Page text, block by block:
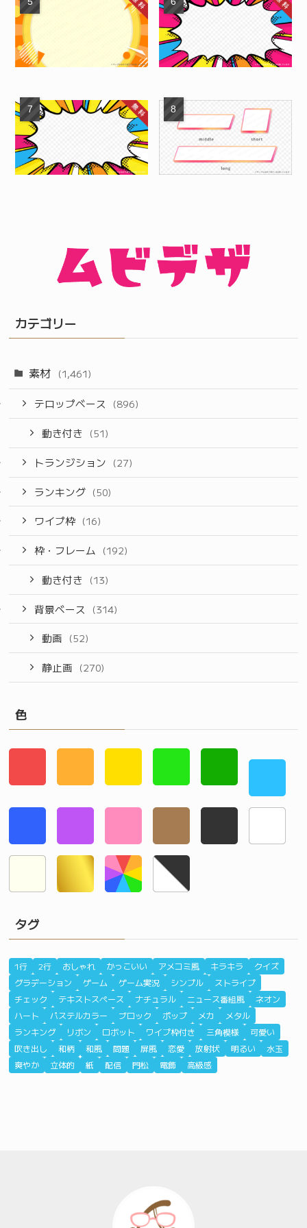
カテゴリー
素材 (1,461)
テロップベース (896)
動き付き (51)
トランジション (27)
ランキング (50)
ワイプ枠 (16)
枠・フレーム (192)
動き付き (13)
背景ベース (314)
動画 (52)
静止画 (270)
色
タグ
1行 2行 おしゃれ かっこいい アメコミ風 キラキラ
クイズ
グラデーション
ゲーム ゲーム実況 シンプル
ストライプ
チェック
テキストスペース ナチュラル ニュース番組風
ネオン
ハート
パステルカラー ブロック ポップ メカ
メタル
ランキング
リボン ロボット ワイプ枠付き 三角模様
可愛い
吹き出し
和柄 和風 問題 屏風 恋愛 放射状 明るい
水玉
爽やか
立体的 紙 配信 門松 電飾 高級感